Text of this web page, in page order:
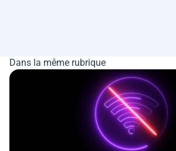
Dans la même rubrique